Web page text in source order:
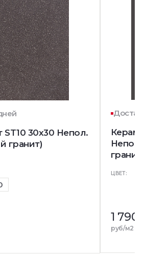
ST10 30x30 Непол.
гранит)
гранит)
ЦВЕТ:
1 790
руб/м2